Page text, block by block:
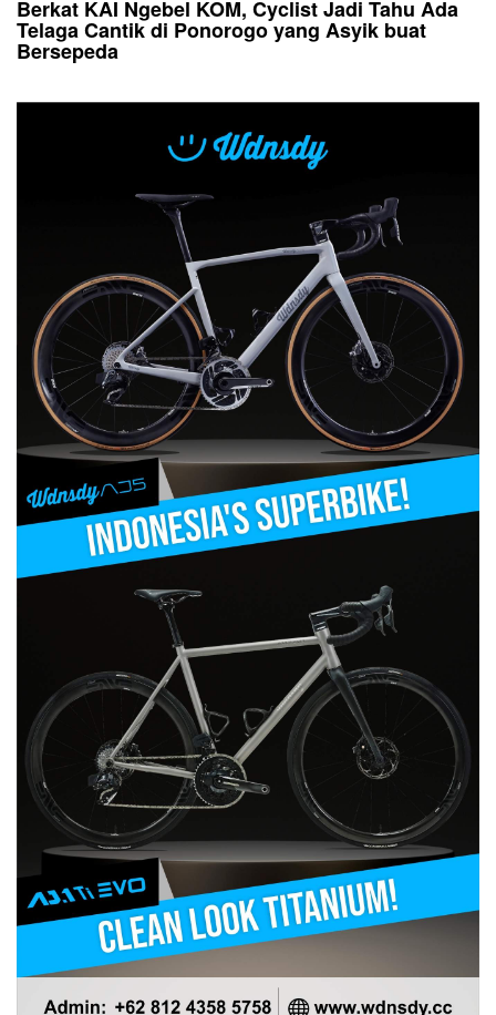
Berkat KAI Ngebel KOM, Cyclist Jadi Tahu Ada
Telaga Cantik di Ponorogo yang Asyik buat
Bersepeda